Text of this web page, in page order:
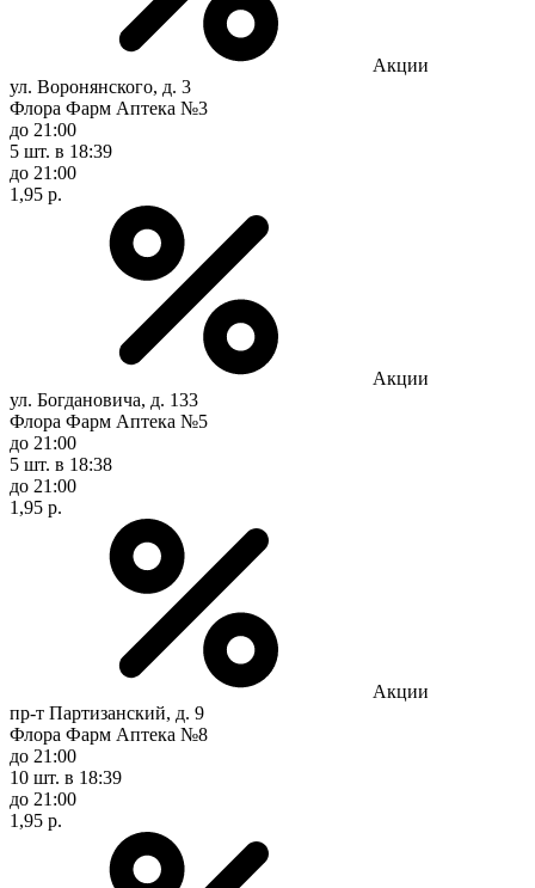
Акции
ул. Воронянского, д. 3
Флора Фарм Аптека №3
до 21:00
5 шт. в 18:39
до 21:00
1,95 р.
Акции
ул. Богдановича, д. 133
Флора Фарм Аптека №5
до 21:00
5 шт. в 18:38
до 21:00
1,95 р.
Акции
пр-т Партизанский, д. 9
Флора Фарм Аптека №8
до 21:00
10 шт. в 18:39
до 21:00
1,95 р.